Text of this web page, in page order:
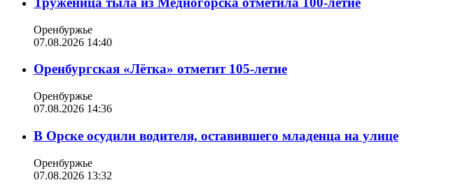
Оренбуржье
07.08.2026 14:40
Оренбургская «Лётка» отметит 105-летие
Оренбуржье
07.08.2026 14:36
В Орске осудили водителя, оставившего младенца на улице
Оренбуржье
07.08.2026 13:32